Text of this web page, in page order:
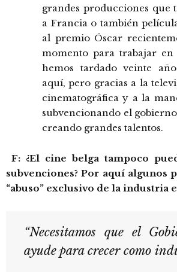
grandes producciones que
a Francia o también
al premio Óscar
momento para trabajar
hemos tardado veinte
aquí, pero gracias a la
cinematográfica y a la
subvencionando el
creando grandes talentos.
F: ¿El cine belga tampoco
subvenciones? Por aquí algunos
“abuso” exclusivo de la industria
“Necesitamos que el
ayude para crecer como